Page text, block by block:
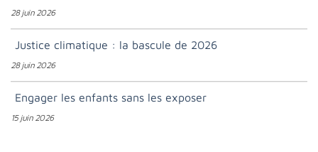
28 juin 2026
Justice climatique : la bascule de 2026
28 juin 2026
Engager les enfants sans les exposer
15 juin 2026